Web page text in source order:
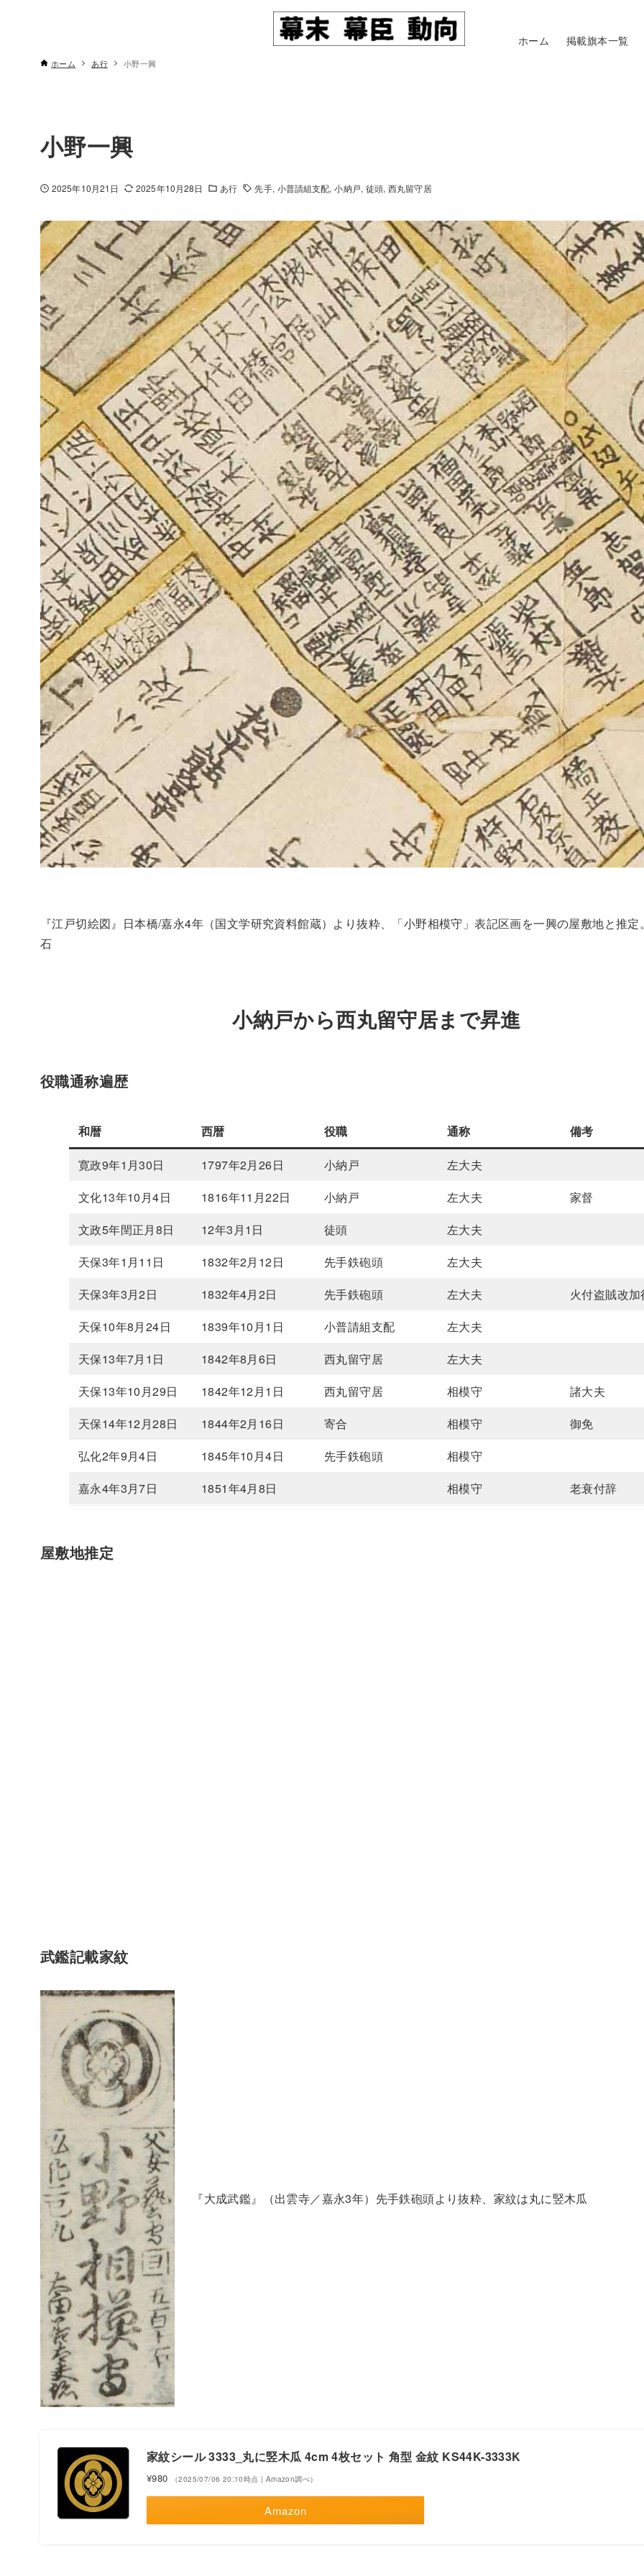
ホーム 掲載旗本一覧
ホーム あ行 小野一興
小野一興
2025年10月21日 2025年10月28日 あ行 先手 小普請組支配 小納戸 徒頭 西丸留守居
『江戸切絵図』日本橋/嘉永4年（国文学研究資料館蔵）より抜粋、「小野相模守」表記区画を一興の屋敷地と推
石
小納戸から西丸留守居まで昇進
役職通称遍歴
和暦 西暦 役職 通称 備考
寛政9年1月30日 1797年2月26日 小納戸
左大夫
文化13年10月4日
1816年11月22日 小納戸 左大夫
家督
文政5年閏正月8日
12年3月1日 徒頭
左大夫
天保3年1月11日
1832年2月12日 先手鉄砲頭
左大夫
天保3年3月2日
1832年4月2日 先手鉄砲頭 左大夫
火付盗賊改加
天保10年8月24日
1839年10月1日 小普請組支配
左大夫
天保13年7月1日
1842年8月6日 西丸留守居
左大夫
天保13年10月29日
1842年12月1日 西丸留守居 相模守
諸大夫
天保14年12月28日
1844年2月16日 寄合 相模守
御免
弘化2年9月4日
1845年10月4日 先手鉄砲頭
相模守
嘉永4年3月7日
1851年4月8日 相模守 老衰付辞
屋敷地推定
武鑑記載家紋
『大成武鑑』（出雲寺／嘉永3年）先手鉄砲頭より抜粋、家紋は丸に竪木瓜
家紋シール 3333_丸に竪木瓜 4cm 4枚セット 角型 金紋 KS44K-3333K
¥980 （2025/07/06 20:10時点 | Amazon調べ）
Amazon